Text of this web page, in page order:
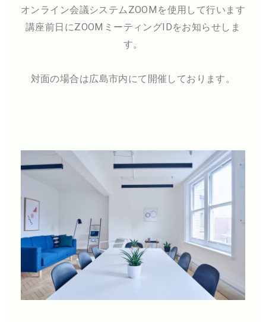
オンライン会議システムZOOMを使用して行います
講座前日にZOOMミーティングIDをお知らせしま
す。
対面の場合は広島市内にて開催しております。